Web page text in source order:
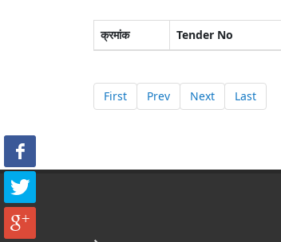
क्रमांक Tender No
First Prev Next Last